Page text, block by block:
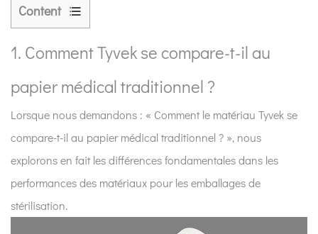
Content
1
1.
Tyvek
compare-
t-
il
au
papier
médical
1. Comment Tyvek se compare-t-il au
papier médical traditionnel ?
Lorsque nous demandons : « Comment le matériau Tyvek se
compare-t-il au papier médical traditionnel ? », nous
explorons en fait les différences fondamentales dans les
performances des matériaux pour les emballages de
stérilisation.